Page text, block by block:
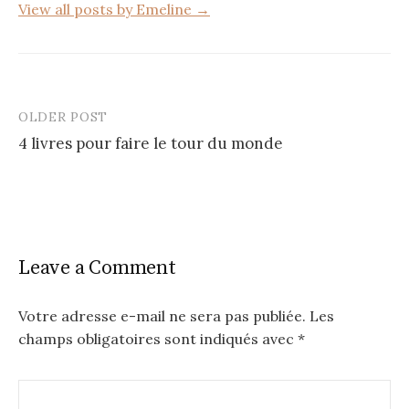
View all posts by Emeline →
Post
navigation
OLDER POST
4 livres pour faire le tour du monde
Leave a Comment
Votre adresse e-mail ne sera pas publiée. Les
champs obligatoires sont indiqués avec *